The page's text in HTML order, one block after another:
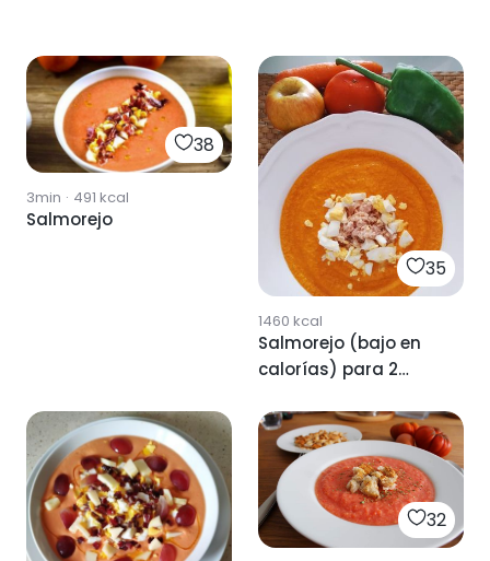
38
3min · 491 kcal
Salmorejo
35
1460 kcal
Salmorejo (bajo en
calorías) para 2
32